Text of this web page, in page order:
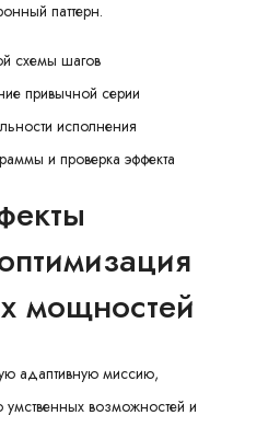
паттерн.
схемы шагов
привычной серии
исполнения
и проверка эффекта
мощностей
адаптивную миссию,
возможностей и